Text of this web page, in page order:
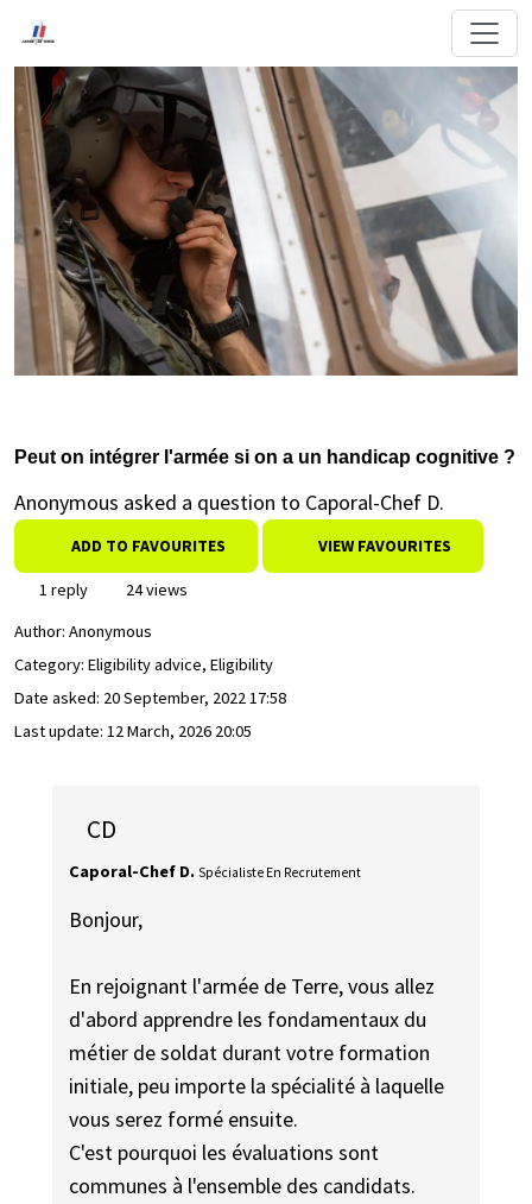
Peut on intégrer l'armée si on a un handicap cognitive ?
Anonymous asked a question to Caporal-Chef D.
ADD TO FAVOURITES VIEW FAVOURITES
1 reply
24 views
Author: Anonymous
Category: Eligibility advice, Eligibility
Date asked: 20 September, 2022 17:58
Last update: 12 March, 2026 20:05
CD
Caporal-Chef D. Spécialiste En Recrutement
Bonjour,
En rejoignant l'armée de Terre, vous allez
d'abord apprendre les fondamentaux du
métier de soldat durant votre formation
initiale, peu importe la spécialité à laquelle
vous serez formé ensuite.
C'est pourquoi les évaluations sont
communes à l'ensemble des candidats.